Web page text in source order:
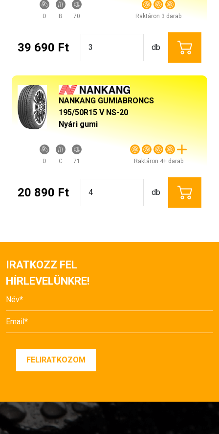
D B 70 Raktáron 3 darab
39 690 Ft db
NANKANG GUMIABRONCS
195/50R15 V NS-20
Nyári gumi
D C 71 Raktáron 4+ darab
20 890 Ft db
IRATKOZZ FEL
HÍRLEVELÜNKRE!